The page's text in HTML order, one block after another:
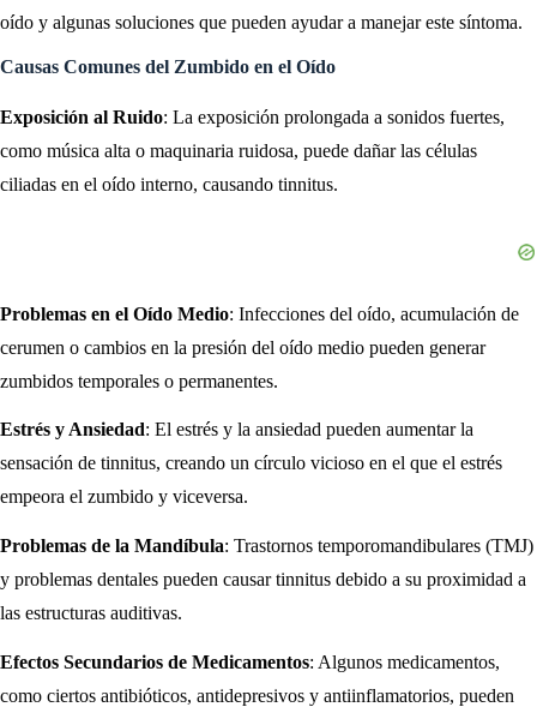
oído y algunas soluciones que pueden ayudar a manejar este síntoma.
Causas Comunes del Zumbido en el Oído
Exposición al Ruido: La exposición prolongada a sonidos fuertes,
como música alta o maquinaria ruidosa, puede dañar las células
ciliadas en el oído interno, causando tinnitus.
Problemas en el Oído Medio: Infecciones del oído, acumulación de
cerumen o cambios en la presión del oído medio pueden generar
zumbidos temporales o permanentes.
Estrés y Ansiedad: El estrés y la ansiedad pueden aumentar la
sensación de tinnitus, creando un círculo vicioso en el que el estrés
empeora el zumbido y viceversa.
Problemas de la Mandíbula: Trastornos temporomandibulares (TMJ)
y problemas dentales pueden causar tinnitus debido a su proximidad a
las estructuras auditivas.
Efectos Secundarios de Medicamentos: Algunos medicamentos,
como ciertos antibióticos, antidepresivos y antiinflamatorios, pueden